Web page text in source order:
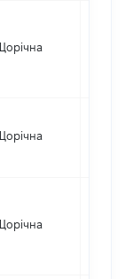
Щорічна
Щорічна
Щорічна